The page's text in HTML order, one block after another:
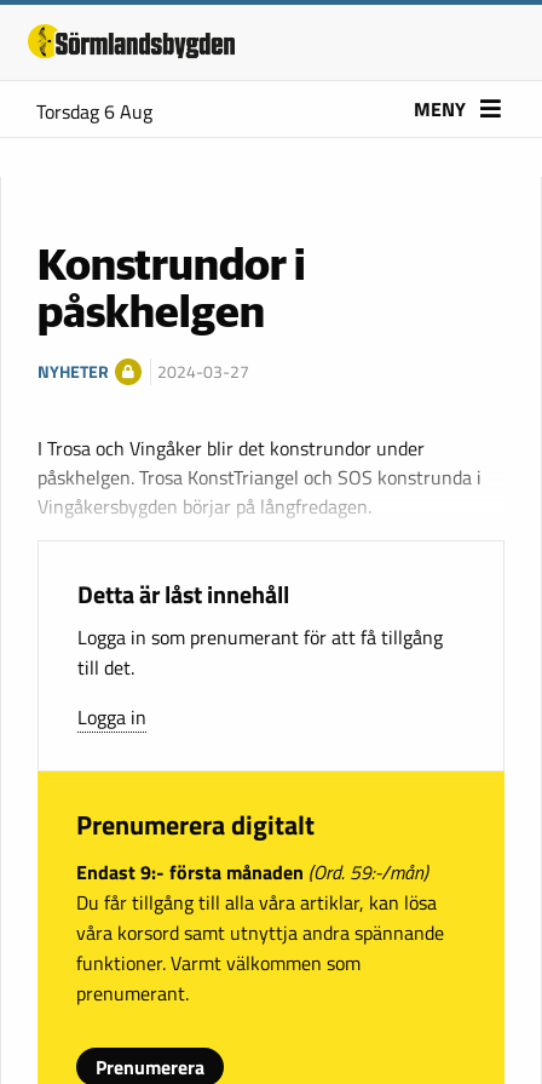
Torsdag 6 Aug MENY
Konstrundor i
påskhelgen
NYHETER 2024-03-27
I Trosa och Vingåker blir det konstrundor under
påskhelgen. Trosa KonstTriangel och SOS konstrunda i
Vingåkersbygden börjar på långfredagen.
Detta är låst innehåll
Logga in som prenumerant för att få tillgång
till det.
Logga in
Prenumerera digitalt
Endast 9:- första månaden (Ord. 59:-/mån)
Du får tillgång till alla våra artiklar, kan lösa
våra korsord samt utnyttja andra spännande
funktioner. Varmt välkommen som
prenumerant.
Prenumerera